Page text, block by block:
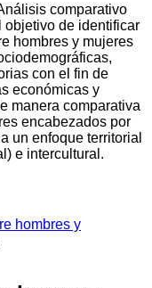
comparativo
objetivo de identificar
hombres y mujeres
con el fin de
económicas y
manera comparativa
encabezados por
un enfoque territorial
e intercultural.
hombres y